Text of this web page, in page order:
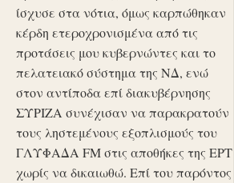
ίσχυσε στα νότια, όμως καρπώθηκαν
κέρδη ετεροχρονισμένα από τις
προτάσεις μου κυβερνώντες και το
πελατειακό σύστημα της ΝΔ, ενώ
στον αντίποδα επί διακυβέρνησης
ΣΥΡΙΖΑ συνέχισαν να παρακρατούν
τους ληστεμένους εξοπλισμούς του
ΓΛΥΦΑΔΑ FM στις αποθήκες της ΕΡΤ
χωρίς να δικαιωθώ. Επί του παρόντος